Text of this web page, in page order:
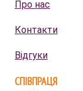
Про нас
Контакти
Відгуки
СПІВПРАЦЯ